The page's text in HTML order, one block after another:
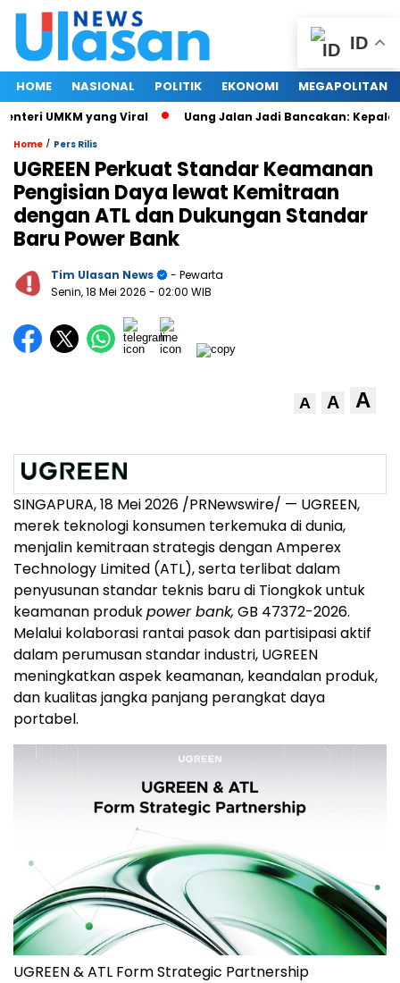
HOME NASIONAL POLITIK EKONOMI MEGAPOLITAN
UMKM yang Viral Uang Jalan Jadi Bancakan: Kepala
Home / Pers Rilis
UGREEN Perkuat Standar Keamanan
Pengisian Daya lewat Kemitraan
dengan ATL dan Dukungan Standar
Baru Power Bank
Tim Ulasan News
- Pewarta
Senin, 18 Mei 2026 - 02:00 WIB
A A A
SINGAPURA, 18 Mei 2026 /PRNewswire/ — UGREEN,
merek teknologi konsumen terkemuka di dunia,
menjalin kemitraan strategis dengan Amperex
Technology Limited (ATL), serta terlibat dalam
penyusunan standar teknis baru di Tiongkok untuk
keamanan produkpower bank, GB 47372-2026.
Melalui kolaborasi rantai pasok dan partisipasi aktif
dalam perumusan standar industri, UGREEN
meningkatkan aspek keamanan, keandalan produk,
dan kualitas jangka panjang perangkat daya
portabel.
UGREEN & ATL Form Strategic Partnership
ID